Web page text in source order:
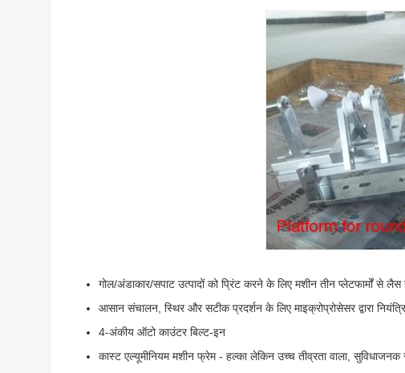
गोल/अंडाकार/सपाट उत्पादों को प्रिंट करने के लिए मशीन तीन प्लेटफार्मों से लैस
आसान संचालन, स्थिर और सटीक प्रदर्शन के लिए माइक्रोप्रोसेसर द्वारा
4-अंकीय ऑटो काउंटर बिल्ट-इन
कास्ट एल्यूमीनियम मशीन फ्रेम - हल्का लेकिन उच्च तीव्रता वाला,